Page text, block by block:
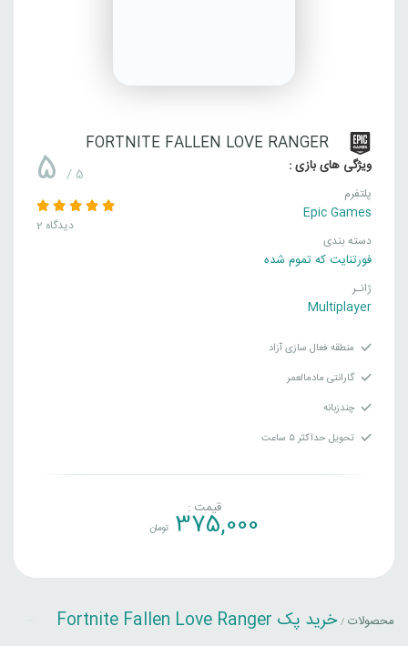
FORTNITE FALLEN LOVE RANGER
ویژگی های بازی :
پلتفرم
Epic Games
دسته بندی
فورتنایت که تموم شده
ژانـر
Multiplayer
5 / 5
2 دیدگاه
منطقه فعال سازی آزاد
گارانتی مادمالعمر
چندزبانه
تحویل حداکثر ۵ ساعت
قیمت :
375,000 تومان
محصولات / خرید پک Fortnite Fallen Love Ranger